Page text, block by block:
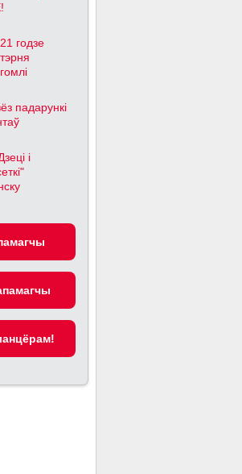
годзе
падарункі
і